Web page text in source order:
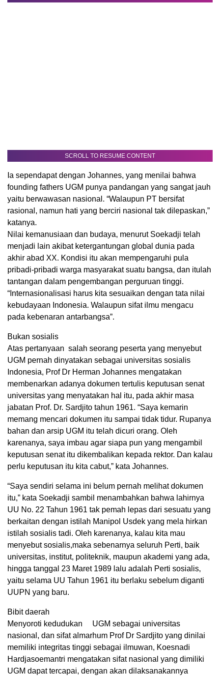
SCROLL TO RESUME CONTENT
Ia sependapat dengan Johannes, yang menilai bahwa
founding fathers UGM punya pandangan yang sangat jauh
yaitu berwawasan nasional. “Walaupun PT bersifat
rasional, namun hati yang berciri nasional tak dilepaskan,”
katanya.
Nilai kemanusiaan dan budaya, menurut Soekadji telah
menjadi lain akibat ketergantungan global dunia pada
akhir abad XX. Kondisi itu akan mempengaruhi pula
pribadi-pribadi warga masyarakat suatu bangsa, dan itulah
tantangan dalam pengembangan perguruan tinggi.
“Internasionalisasi harus kita sesuaikan dengan tata nilai
kebudayaan Indonesia. Walaupun sifat ilmu mengacu
pada kebenaran antarbangsa”.
Bukan sosialis
Atas pertanyaan salah seorang peserta yang menyebut
UGM pernah dinyatakan sebagai universitas sosialis
Indonesia, Prof Dr Herman Johannes mengatakan
membenarkan adanya dokumen tertulis keputusan senat
universitas yang menyatakan hal itu, pada akhir masa
jabatan Prof. Dr. Sardjito tahun 1961. “Saya kemarin
memang mencari dokumen itu sampai tidak tidur. Rupanya
bahan dan arsip UGM itu telah dicuri orang. Oleh
karenanya, saya imbau agar siapa pun yang mengambil
keputusan senat itu dikembalikan kepada rektor. Dan kalau
perlu keputusan itu kita cabut,” kata Johannes.
“Saya sendiri selama ini belum pernah melihat dokumen
itu,” kata Soekadji sambil menambahkan bahwa lahirnya
UU No. 22 Tahun 1961 tak pemah lepas dari sesuatu yang
berkaitan dengan istilah Manipol Usdek yang mela hirkan
istilah sosialis tadi. Oleh karenanya, kalau kita mau
menyebut sosialis,maka sebenarnya seluruh Perti, baik
universitas, institut, politeknik, maupun akademi yang ada,
hingga tanggal 23 Maret 1989 lalu adalah Perti sosialis,
yaitu selama UU Tahun 1961 itu berlaku sebelum diganti
UUPN yang baru.
Bibit daerah
Menyoroti kedudukan UGM sebagai universitas
nasional, dan sifat almarhum Prof Dr Sardjito yang dinilai
memiliki integritas tinggi sebagai ilmuwan, Koesnadi
Hardjasoemantri mengatakan sifat nasional yang dimiliki
UGM dapat tercapai, dengan akan dilaksanakannya